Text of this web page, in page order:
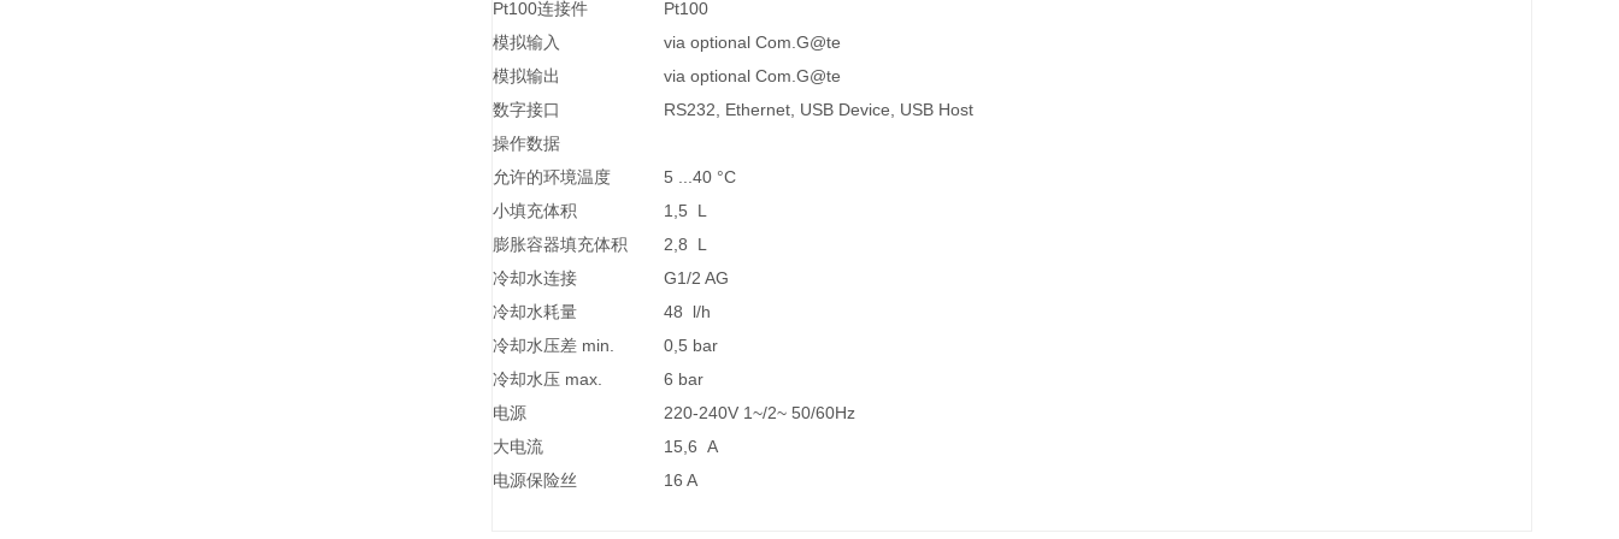
Pt100连接件
Pt100
模拟输入
via optional Com.G@te
模拟输出
via optional Com.G@te
数字接口
RS232, Ethernet, USB Device, USB Host
操作数据
允许的环境温度
5 ...40 °C
小填充体积
1,5 L
膨胀容器填充体积
2,8 L
冷却水连接
G1/2 AG
冷却水耗量
48 l/h
冷却水压差 min.
0,5 bar
冷却水压 max.
6 bar
电源
220-240V 1~/2~ 50/60Hz
大电流
15,6 A
电源保险丝
16 A